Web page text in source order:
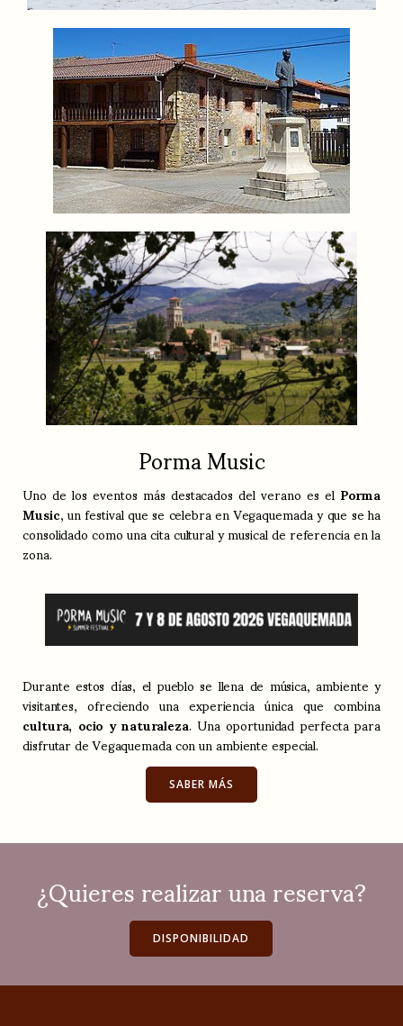
Porma Music
Uno de los eventos más destacados del verano es elPorma
Music, un festival que se celebra en Vegaquemada y que se ha
consolidado como una cita cultural y musical de referencia en la
zona.
Durante estos días, el pueblo se llena de música, ambiente y
visitantes, ofreciendo una experiencia única que combina
cultura, ocio y naturaleza. Una oportunidad perfecta para
disfrutar de Vegaquemada con un ambiente especial.
SABER MÁS
¿Quieres realizar una reserva?
DISPONIBILIDAD